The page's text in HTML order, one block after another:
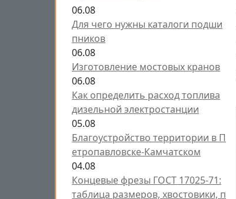
06.08
Для чего нужны каталоги подши
пников
06.08
Изготовление мостовых кранов
06.08
Как определить расход топлива
дизельной электростанции
05.08
Благоустройство территории в П
етропавловске-Камчатском
04.08
Концевые фрезы ГОСТ 17025-71:
таблица размеров, хвостовики, п